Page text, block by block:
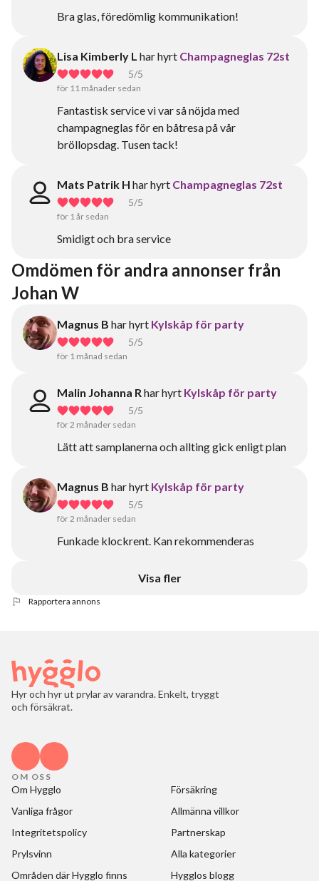
Bra glas, föredömlig kommunikation!
Lisa Kimberly L har hyrt Champagneglas 72st
5/5
för 11 månader sedan
Fantastisk service vi var så nöjda med
champagneglas för en båtresa på vår
bröllopsdag. Tusen tack!
Mats Patrik H har hyrt Champagneglas 72st
5/5
för 1 år sedan
Smidigt och bra service
Omdömen för andra annonser från
Johan W
Magnus B har hyrt Kylskåp för party
5/5
för 1 månad sedan
Malin Johanna Rhar hyrt Kylskåp för party
5/5
för 2 månader sedan
Lätt att samplanerna och allting gick enligt plan
Magnus B har hyrt Kylskåp för party
5/5
för 2 månader sedan
Funkade klockrent. Kan rekommenderas
Visa fler
Rapportera annons
Hyr och hyr ut prylar av varandra. Enkelt, tryggt
och försäkrat.
OM OSS
Om Hygglo
Försäkring
Vanliga frågor
Allmänna villkor
Integritetspolicy
Partnerskap
Prylsvinn
Alla kategorier
Områden där Hygglo finns
Hygglos blogg